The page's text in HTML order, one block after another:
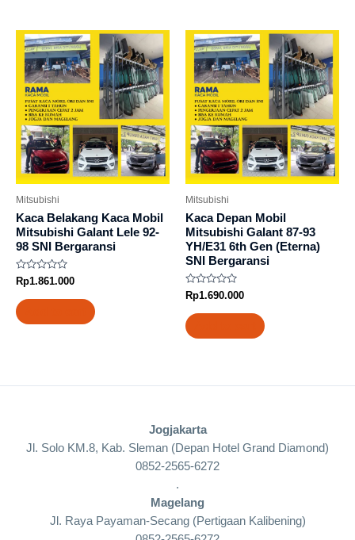
Mitsubishi
Kaca Belakang Kaca Mobil
Mitsubishi Galant Lele 92-
98 SNI Bergaransi
Rated
0
out
of
5
Rp1.861.000
Mitsubishi
Kaca Depan Mobil
Mitsubishi Galant 87-93
YH/E31 6th Gen (Eterna)
SNI Bergaransi
Rated
0
out
of
5
Rp1.690.000
Jogjakarta
Jl. Solo KM.8, Kab. Sleman (Depan Hotel Grand Diamond)
0852-2565-6272
.
Magelang
Jl. Raya Payaman-Secang (Pertigaan Kalibening)